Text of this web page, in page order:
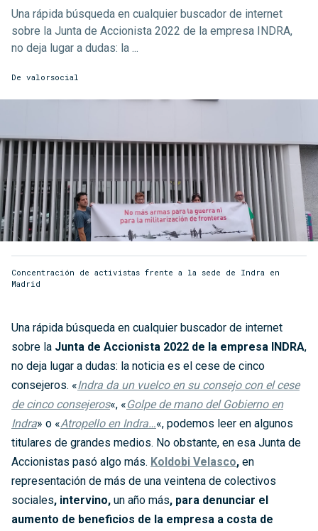
Una rápida búsqueda en cualquier buscador de internet
sobre la Junta de Accionista 2022 de la empresa INDRA,
no deja lugar a dudas: la ...
De valorsocial
Concentración de activistas frente a la sede de Indra en
Madrid
Una rápida búsqueda en cualquier buscador de internet
sobre la Junta de Accionista 2022 de la empresa INDRA,
no deja lugar a dudas: la noticia es el cese de cinco
consejeros. «Indra da un vuelco en su consejo con el cese
de cinco consejeros«, «Golpe de mano del Gobierno en
Indra» o «Atropello en Indra…«, podemos leer en algunos
titulares de grandes medios. No obstante, en esa Junta de
Accionistas pasó algo más. Koldobi Velasco, en
representación de más de una veintena de colectivos
sociales, intervino, un año más, para denunciar el
aumento de beneficios de la empresa a costa de